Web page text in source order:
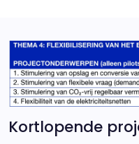
Kortlopende